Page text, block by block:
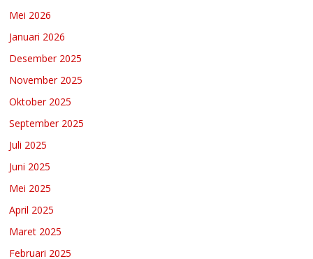
Mei 2026
Januari 2026
Desember 2025
November 2025
Oktober 2025
September 2025
Juli 2025
Juni 2025
Mei 2025
April 2025
Maret 2025
Februari 2025